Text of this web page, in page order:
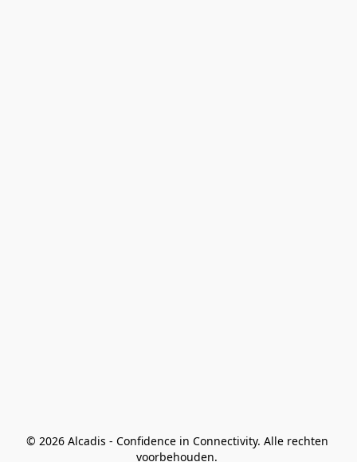
© 2026 Alcadis - Confidence in Connectivity. Alle rechten
voorbehouden.